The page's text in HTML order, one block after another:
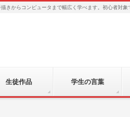
きからコンピュータまで幅広く学べます。初心者対象
生徒作品 学生の言葉